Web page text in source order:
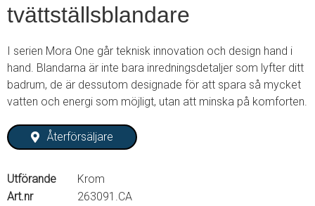
tvättställsblandare
I serien Mora One går teknisk innovation och design hand i
hand. Blandarna är inte bara inredningsdetaljer som lyfter ditt
badrum, de är dessutom designade för att spara så mycket
vatten och energi som möjligt, utan att minska på komforten.
Återförsäljare
Utförande
Krom
Art.nr
263091.CA